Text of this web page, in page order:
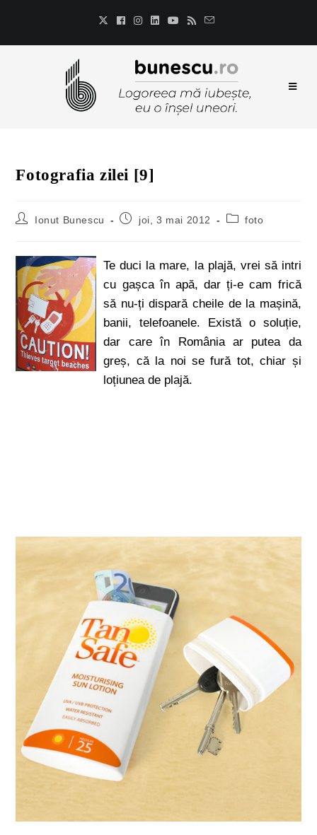
Fotografia zilei [9]
Ionut Bunescu joi, 3 mai 2012 foto
Te duci la mare, la plajă, vrei să intri
cu gașca în apă, dar ți-e cam frică
să nu-ți dispară cheile de la mașină,
banii, telefoanele. Există o soluție,
dar care în România ar putea da
greș, că la noi se fură tot, chiar și
loțiunea de plajă.